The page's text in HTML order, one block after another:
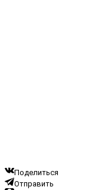
Поделиться
Отправить